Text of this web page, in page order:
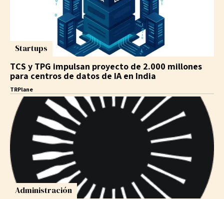
Startups
TCS y TPG impulsan proyecto de 2.000 millones
para centros de datos de IA en India
TRPlane
Administración